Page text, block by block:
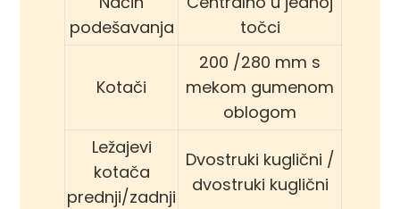
podešavanja
točci
Kotači
200 /280 mm s
mekom gumenom
oblogom
Ležajevi
kotača
prednji/zadnji
Dvostruki kuglični /
dvostruki kuglični